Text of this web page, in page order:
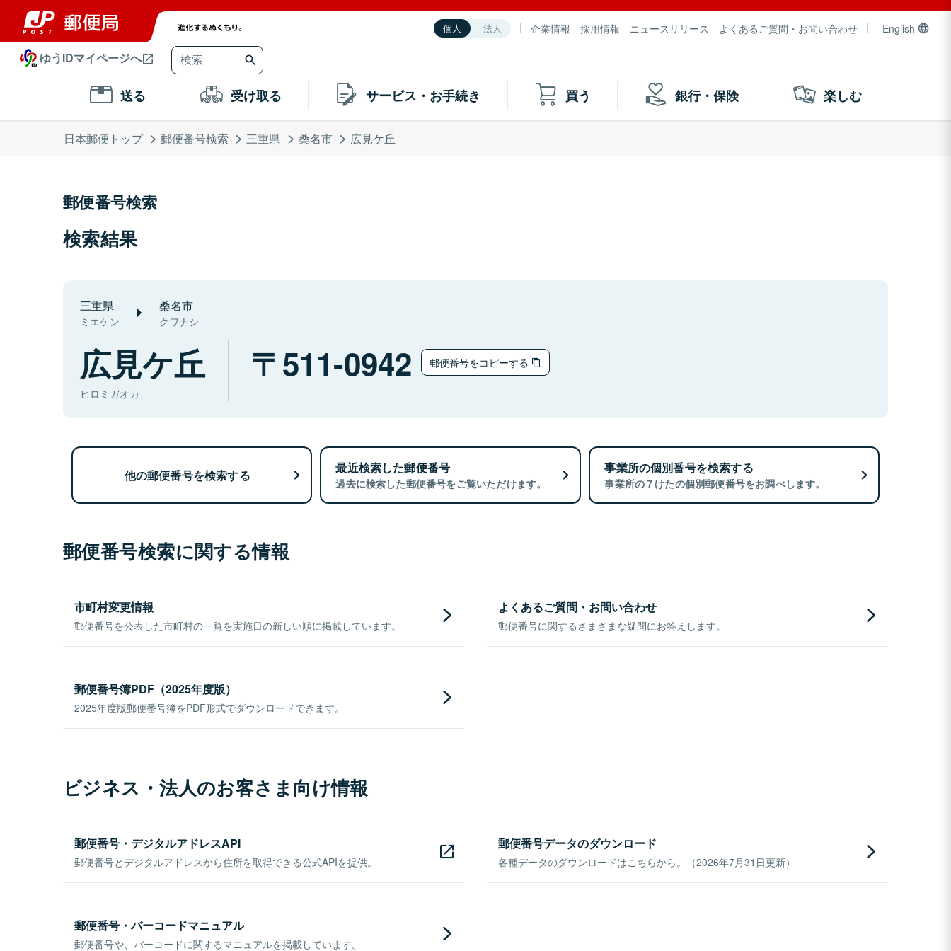
個人 法人 企業情報 採用情報 ニュースリリース よくあるご質問・お問い合わせ English
ゆうIDマイページへ
送る 受け取る サービス・お手続き 買う 銀行・保険 楽しむ
日本郵便トップ 郵便番号検索 三重県 桑名市 広見ケ丘
郵便番号検索
検索結果
三重県
ミエケン
桑名市
クワナシ
広見ケ丘
ヒロミガオカ
511-0942 郵便番号をコピーする
他の郵便番号を検索する 最近検索した郵便番号
過去に検索した郵便番号をご覧いただけます。
事業所の個別番号を検索する
事業所の７けたの個別郵便番号をお調べします。
郵便番号検索に関する情報
市町村変更情報
郵便番号を公表した市町村の一覧を実施日の新しい順に掲載しています。
よくあるご質問・お問い合わせ
郵便番号に関するさまざまな疑問にお答えします。
郵便番号簿PDF（2025年度版）
2025年度版郵便番号簿をPDF形式でダウンロードできます。
ビジネス・法人のお客さま向け情報
郵便番号・デジタルアドレスAPI
郵便番号とデジタルアドレスから住所を取得できる公式APIを提供。
郵便番号データのダウンロード
各種データのダウンロードはこちらから。（2026年7月31日更新）
郵便番号・バーコードマニュアル
郵便番号や、バーコードに関するマニュアルを掲載しています。